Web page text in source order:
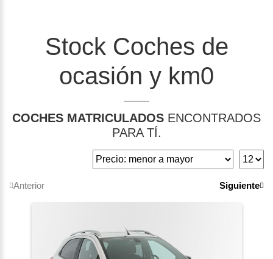
Stock Coches de
ocasión y km0
COCHES MATRICULADOS ENCONTRADOS
PARA TÍ.
Anterior Siguiente